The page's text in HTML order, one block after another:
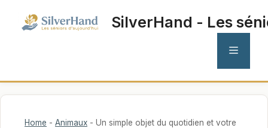
SilverHand - Les
MENU
Home - Animaux - Un simple objet du quotidien et votre